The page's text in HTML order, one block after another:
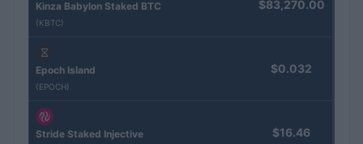
Kinza Babylon Staked BTC
(KBTC)
$83,270.00
Epoch Island
(EPOCH)
$0.032
Stride Staked Injective $16.46